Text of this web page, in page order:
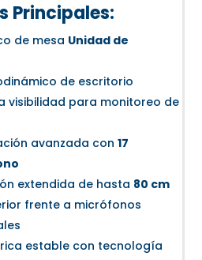
Principales:
de mesa Unidad de
de escritorio
visibilidad para monitoreo de
avanzada con17
extendida de hasta 80 cm
frente a micrófonos
estable con tecnología